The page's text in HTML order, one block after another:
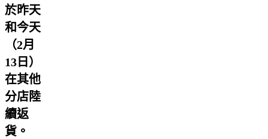
於昨天
和今天
（2月
13日）
在其他
分店陸
續返
貨。